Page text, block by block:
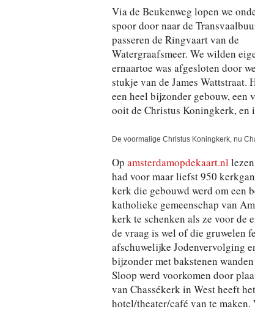
Via de Beukenweg lopen we
spoor door naar de
passeren de Ringvaart van de
Watergraafsmeer. We wilden
ernaartoe was afgesloten door
stukje van de James Wattstraat.
een heel bijzonder gebouw, een
ooit de Christus Koningkerk, en
De voormalige Christus Koningkerk, nu
Op amsterdamopdekaart.nl
had voor maar liefst 950
kerk die gebouwd werd om een
katholieke gemeenschap van
kerk te schenken als ze voor de
de vraag is wel of die gruwelen
afschuwelijke Jodenvervolging
bijzonder met bakstenen
Sloop werd voorkomen door
van Chassékerk in West heeft
hotel/theater/café van te